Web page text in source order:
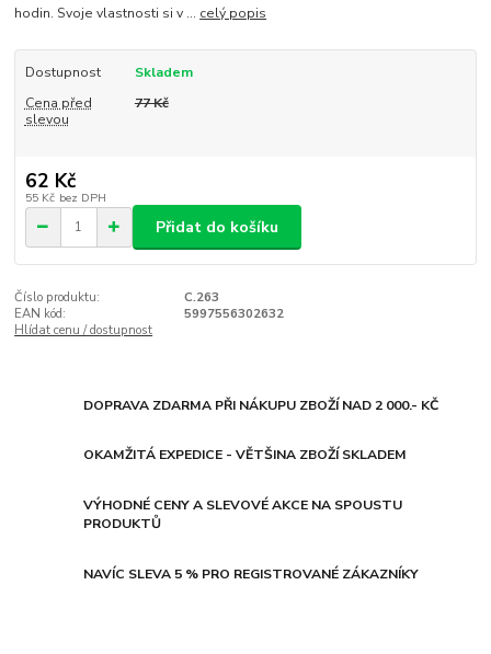
hodin. Svoje vlastnosti si v ... celý popis
Dostupnost
Skladem
Cena před
slevou
77 Kč
62 Kč
55 Kč bez DPH
Přidat do košíku
Číslo produktu:
C.263
EAN kód:
5997556302632
Hlídat cenu / dostupnost
DOPRAVA ZDARMA PŘI NÁKUPU ZBOŽÍ NAD 2 000.- KČ
OKAMŽITÁ EXPEDICE - VĚTŠINA ZBOŽÍ SKLADEM
VÝHODNÉ CENY A SLEVOVÉ AKCE NA SPOUSTU
PRODUKTŮ
NAVÍC SLEVA 5 % PRO REGISTROVANÉ ZÁKAZNÍKY